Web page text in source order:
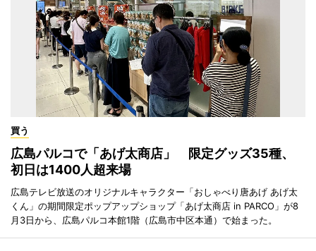
買う
広島パルコで「あげ太商店」 限定グッズ35種、
初日は1400人超来場
広島テレビ放送のオリジナルキャラクター「おしゃべり唐あげ あげ太
くん」の期間限定ポップアップショップ「あげ太商店 in PARCO」が8
月3日から、広島パルコ本館1階（広島市中区本通）で始まった。